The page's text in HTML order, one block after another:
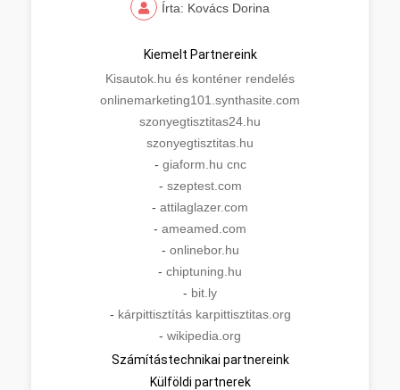
Írta: Kovács Dorina
Kiemelt Partnereink
Kisautok.hu és konténer rendelés
onlinemarketing101.synthasite.com
szonyegtisztitas24.hu
szonyegtisztitas.hu
- giaform.hu cnc
- szeptest.com
- attilaglazer.com
- ameamed.com
- onlinebor.hu
- chiptuning.hu
- bit.ly
- kárpittisztítás karpittisztitas.org
- wikipedia.org
Számítástechnikai partnereink
Külföldi partnerek